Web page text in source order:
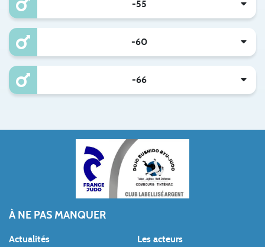
-55
-60
-66
À NE PAS MANQUER
Actualités
Les acteurs